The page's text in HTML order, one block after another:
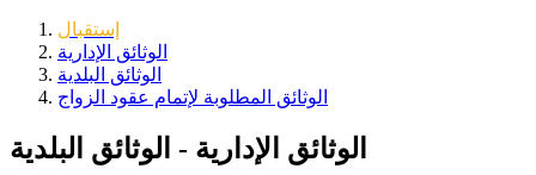
إستقبال
الوثائق الإدارية
الوثائق البلدية
الوثائق المطلوبة لإتمام عقود الزواج
الوثائق الإدارية - الوثائق البلدية